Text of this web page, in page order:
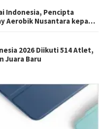
Indonesia, Pencipta
Aerobik Nusantara kepada
2026 Diikuti 514 Atlet,
Juara Baru